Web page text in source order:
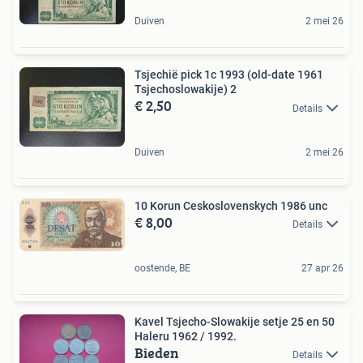
Duiven 2 mei 26
Tsjechië pick 1c 1993 (old-date 1961
Tsjechoslowakije) 2
€ 2,50 Details
Duiven 2 mei 26
10 Korun Ceskoslovenskych 1986 unc
€ 8,00 Details
oostende, BE 27 apr 26
Kavel Tsjecho-Slowakije setje 25 en 50
Haleru 1962 / 1992.
Bieden Details